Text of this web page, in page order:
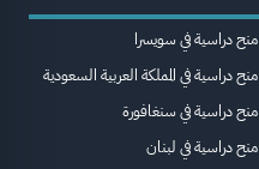
منح دراسية في سويسرا
منح دراسية في المملكة العربية السعودية
منح دراسية في سنغافورة
منح دراسية في لبنان